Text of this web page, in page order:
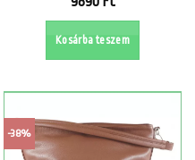
12390 Ft.
Current
price
is:
9890 Ft.
Kosárba teszem
-38%